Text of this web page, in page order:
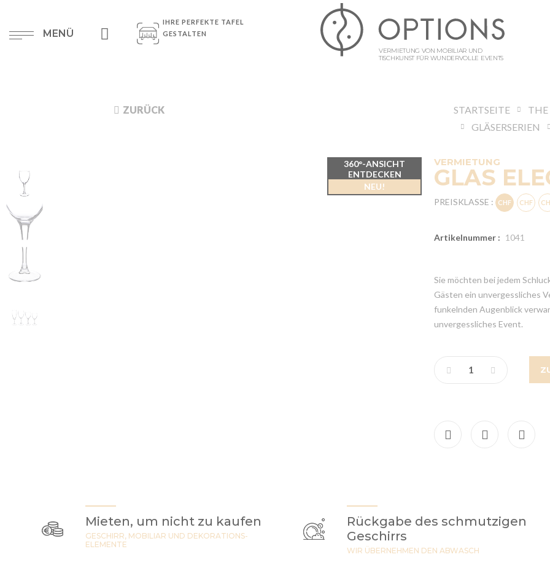
MENÜ
IHRE PERFEKTE TAFEL
GESTALTEN
VERMIETUNG VON MOBILIAR UND
TISCHKUNST FÜR WUNDERVOLLE EVENTS
ZURÜCK STARTSEITE
THE
GLÄSERSERIEN
VERMIETUNG
GLAS
PREISKLASSE :
Artikelnummer : 1041
Sie möchten bei jedem
Gästen ein unvergessliches
funkelnden Augenblick
unvergessliches Event.
360°-ANSICHT
ENTDECKEN
NEU!
Mieten, um nicht zu kaufen
GESCHIRR, MOBILIAR UND DEKORATIONS-
ELEMENTE
Rückgabe des schmutzigen
Geschirrs
WIR ÜBERNEHMEN DEN ABWASCH